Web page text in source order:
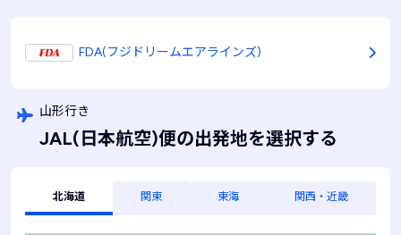
FDA(フジドリームエアラインズ)
山形行き
JAL(日本航空)便の出発地を選択する
北海道 関東 東海 関西・近畿